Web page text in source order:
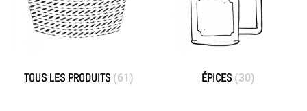
TOUS LES PRODUITS (61) ÉPICES (30)